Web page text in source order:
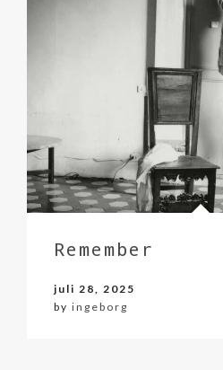
Remember
juli 28, 2025
by ingeborg